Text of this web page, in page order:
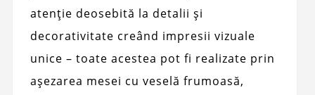
atenție deosebită la detalii și
decorativitate creând impresii vizuale
unice – toate acestea pot fi realizate prin
așezarea mesei cu veselă frumoasă,